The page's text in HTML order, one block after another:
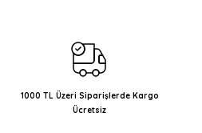
Ürün resmi kalitesiz, bozuk veya
Ürün açıklamasında eksik bilgiler
Ürün bilgilerinde hatalar bulunuyor.
1000 TL Üzeri Siparişlerde Kargo
Ücretsiz